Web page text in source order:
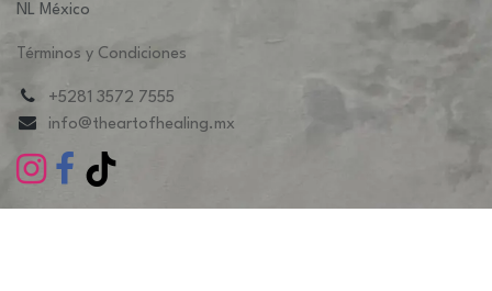
NL México
Términos y Condiciones
+5281 3572 7555
info@theartofhealing.mx